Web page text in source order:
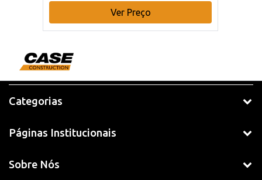
Ver Preço
Categorias
Páginas Institucionais
Sobre Nós